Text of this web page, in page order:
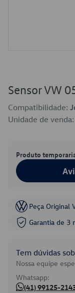
Sensor VW
Compatibilidade:
Unidade de venda:
Produto
Peça Original
Garantia de 3
Tem dúvidas
Nossa equipe
Whatsapp:
(41) 99125-